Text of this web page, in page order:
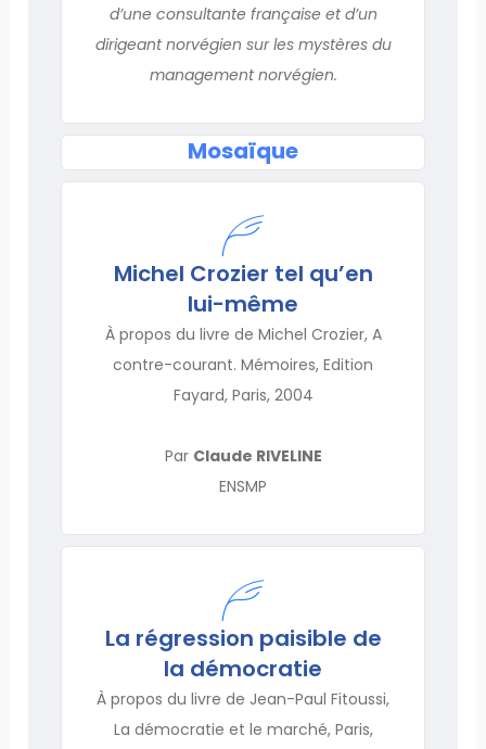
d’une consultante française et d’un
dirigeant norvégien sur les mystères du
management norvégien.
Mosaïque
Michel Crozier tel qu’en
lui-même
À propos du livre de Michel Crozier, A
contre-courant. Mémoires, Edition
Fayard, Paris, 2004
Par Claude RIVELINE
ENSMP
La régression paisible de
la démocratie
À propos du livre de Jean-Paul Fitoussi,
La démocratie et le marché, Paris,